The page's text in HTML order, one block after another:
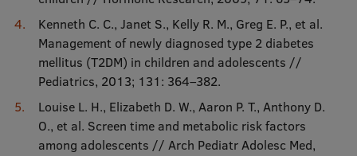
Kenneth C. C., Janet S., Kelly R. M., Greg E. P., et al.
Management of newly diagnosed type 2 diabetes
mellitus (T2DM) in children and adolescents //
Pediatrics, 2013; 131: 364–382.
Louise L. H., Elizabeth D. W., Aaron P. T., Anthony D.
O., et al. Screen time and metabolic risk factors
among adolescents // Arch Pediatr Adolesc Med,